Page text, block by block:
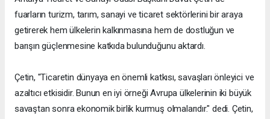
fuarların turizm, tarım, sanayi ve ticaret sektörlerini bir araya
getirerek hem ülkelerin kalkınmasına hem de dostluğun ve
barışın güçlenmesine katkıda bulunduğunu aktardı.
Çetin, "Ticaretin dünyaya en önemli katkısı, savaşları önleyici ve
azaltıcı etkisidir. Bunun en iyi örneği Avrupa ülkelerinin iki büyük
savaştan sonra ekonomik birlik kurmuş olmalarıdır." dedi. Çetin,